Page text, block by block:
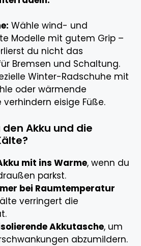
Wähle wind- und
Modelle mit gutem Grip –
du nicht das
Bremsen und Schaltung.
Winter-Radschuhe mit
oder wärmende
verhindern eisige Füße.
Akku und die
mit ins Warme, wenn du
parkst.
bei Raumtemperatur
verringert die
Akkutasche, um
abzumildern.